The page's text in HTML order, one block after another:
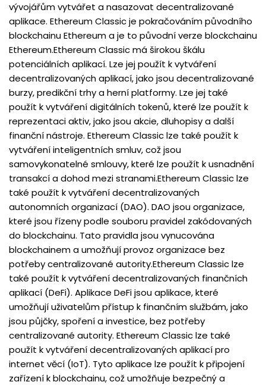
vývojářům vytvářet a nasazovat decentralizované
aplikace. Ethereum Classic je pokračováním původního
blockchainu Ethereum a je to původní verze blockchainu
Ethereum.Ethereum Classic má širokou škálu
potenciálních aplikací. Lze jej použít k vytváření
decentralizovaných aplikací, jako jsou decentralizované
burzy, predikční trhy a herní platformy. Lze jej také
použít k vytváření digitálních tokenů, které lze použít k
reprezentaci aktiv, jako jsou akcie, dluhopisy a další
finanční nástroje. Ethereum Classic lze také použít k
vytváření inteligentních smluv, což jsou
samovykonatelné smlouvy, které lze použít k usnadnění
transakcí a dohod mezi stranami.Ethereum Classic lze
také použít k vytváření decentralizovaných
autonomních organizací (DAO). DAO jsou organizace,
které jsou řízeny podle souboru pravidel zakódovaných
do blockchainu. Tato pravidla jsou vynucována
blockchainem a umožňují provoz organizace bez
potřeby centralizované autority.Ethereum Classic lze
také použít k vytváření decentralizovaných finančních
aplikací (DeFi). Aplikace DeFi jsou aplikace, které
umožňují uživatelům přístup k finančním službám, jako
jsou půjčky, spoření a investice, bez potřeby
centralizované autority. Ethereum Classic lze také
použít k vytváření decentralizovaných aplikací pro
internet věcí (IoT). Tyto aplikace lze použít k připojení
zařízení k blockchainu, což umožňuje bezpečný a